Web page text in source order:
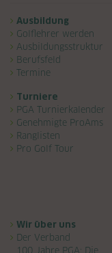
Navigation überspringen
Ausbildung
Golflehrer werden
Ausbildungsstruktur
Berufsfeld
Termine
Turniere
PGA Turnierkalender
Genehmigte ProAms
Ranglisten
Pro Golf Tour
Wir über uns
Der Verband
100 Jahre PGA: Die